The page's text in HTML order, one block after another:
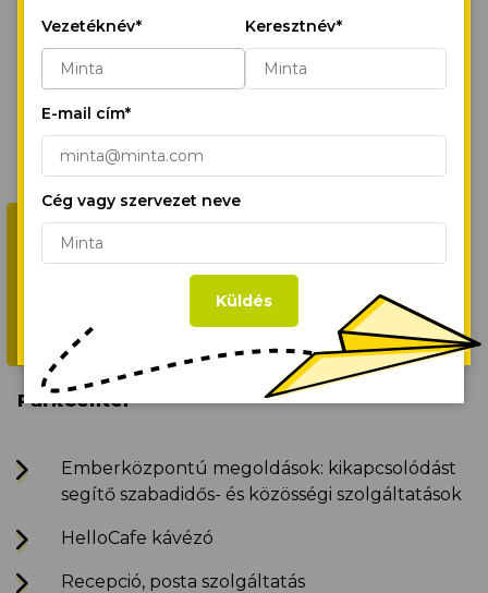
ParkCenter
Emberközpontú megoldások: kikapcsolódást
segítő szabadidős- és közösségi szolgáltatások
HelloCafe kávézó
Recepció, posta szolgáltatás
Ha folytatod a böngészést vagy ha a
“Minden süti engedélyezése,” gombra
kattintasz, elfogadod az első- és harmadik
fél sütijeinek tárolását a készülékeden,
hogy javítsd a webhely navigációt,
segíts marketinges erőfeszítéseinkben.
Minden süti engedélyezése
Süti beállítások
Vezetéknév* Keresztnév*
E-mail cím*
Cég vagy szervezet neve
Küldés